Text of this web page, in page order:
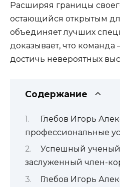
Расширяя границы
остающийся открытым
объединяет лучших
доказывает, что команда
достичь невероятных
Содержание
Глебов Игорь
профессиональные
Успешный
заслуженный член-
Глебов Игорь